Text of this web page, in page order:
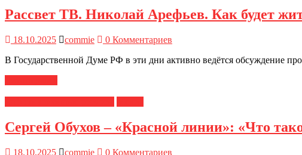
Рассвет ТВ. Николай Арефьев. Как будет
18.10.2025 commie
0 Комментариев
В Государственной Думе РФ в эти дни активно ведётся обсуждение
Сергей Обухов – «Красной линии»: «Что
18.10.2025 commie
0 Комментариев